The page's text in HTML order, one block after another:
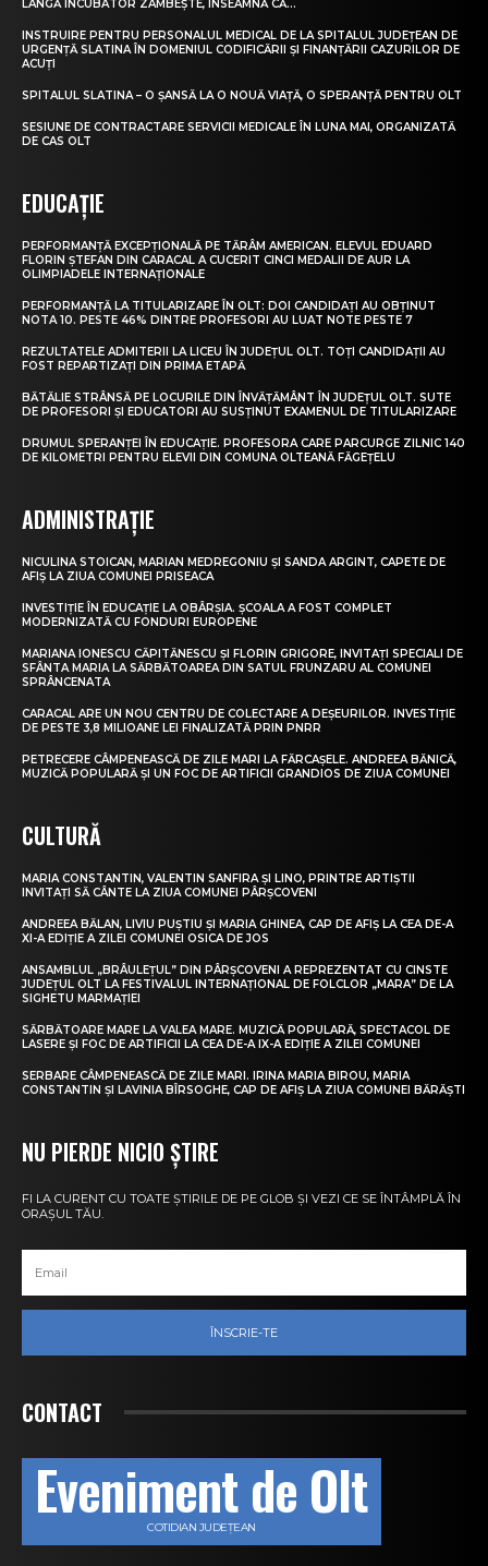
LÂNGĂ INCUBATOR ZÂMBEȘTE, ÎNSEAMNĂ CĂ...
INSTRUIRE PENTRU PERSONALUL MEDICAL DE LA SPITALUL JUDEȚEAN DE
URGENȚĂ SLATINA ÎN DOMENIUL CODIFICĂRII ȘI FINANȚĂRII CAZURILOR DE
ACUȚI
SPITALUL SLATINA – O ȘANSĂ LA O NOUĂ VIAȚĂ, O SPERANȚĂ PENTRU OLT
SESIUNE DE CONTRACTARE SERVICII MEDICALE ÎN LUNA MAI, ORGANIZATĂ
DE CAS OLT
EDUCAȚIE
PERFORMANȚĂ EXCEPȚIONALĂ PE TĂRÂM AMERICAN. ELEVUL EDUARD
FLORIN ȘTEFAN DIN CARACAL A CUCERIT CINCI MEDALII DE AUR LA
OLIMPIADELE INTERNAȚIONALE
PERFORMANȚĂ LA TITULARIZARE ÎN OLT: DOI CANDIDAȚI AU OBȚINUT
NOTA 10. PESTE 46% DINTRE PROFESORI AU LUAT NOTE PESTE 7
REZULTATELE ADMITERII LA LICEU ÎN JUDEȚUL OLT. TOȚI CANDIDAȚII AU
FOST REPARTIZAȚI DIN PRIMA ETAPĂ
BĂTĂLIE STRÂNSĂ PE LOCURILE DIN ÎNVĂȚĂMÂNT ÎN JUDEȚUL OLT. SUTE
DE PROFESORI ȘI EDUCATORI AU SUSȚINUT EXAMENUL DE TITULARIZARE
DRUMUL SPERANȚEI ÎN EDUCAȚIE. PROFESORA CARE PARCURGE ZILNIC 140
DE KILOMETRI PENTRU ELEVII DIN COMUNA OLTEANĂ FĂGEȚELU
ADMINISTRAȚIE
NICULINA STOICAN, MARIAN MEDREGONIU ȘI SANDA ARGINT, CAPETE DE
AFIȘ LA ZIUA COMUNEI PRISEACA
INVESTIȚIE ÎN EDUCAȚIE LA OBÂRȘIA. ȘCOALA A FOST COMPLET
MODERNIZATĂ CU FONDURI EUROPENE
MARIANA IONESCU CĂPITĂNESCU ȘI FLORIN GRIGORE, INVITAȚI SPECIALI DE
SFÂNTA MARIA LA SĂRBĂTOAREA DIN SATUL FRUNZARU AL COMUNEI
SPRÂNCENATA
CARACAL ARE UN NOU CENTRU DE COLECTARE A DEȘEURILOR. INVESTIȚIE
DE PESTE 3,8 MILIOANE LEI FINALIZATĂ PRIN PNRR
PETRECERE CÂMPENEASCĂ DE ZILE MARI LA FĂRCAȘELE. ANDREEA BĂNICĂ,
MUZICĂ POPULARĂ ȘI UN FOC DE ARTIFICII GRANDIOS DE ZIUA COMUNEI
CULTURĂ
MARIA CONSTANTIN, VALENTIN SANFIRA ȘI LINO, PRINTRE ARTIȘTII
INVITAȚI SĂ CÂNTE LA ZIUA COMUNEI PÂRȘCOVENI
ANDREEA BĂLAN, LIVIU PUȘTIU ȘI MARIA GHINEA, CAP DE AFIȘ LA CEA DE-A
XI-A EDIȚIE A ZILEI COMUNEI OSICA DE JOS
ANSAMBLUL „BRÂULEȚUL” DIN PÂRȘCOVENI A REPREZENTAT CU CINSTE
JUDEȚUL OLT LA FESTIVALUL INTERNAȚIONAL DE FOLCLOR „MARA” DE LA
SIGHETU MARMAȚIEI
SĂRBĂTOARE MARE LA VALEA MARE. MUZICĂ POPULARĂ, SPECTACOL DE
LASERE ȘI FOC DE ARTIFICII LA CEA DE-A IX-A EDIȚIE A ZILEI COMUNEI
SERBARE CÂMPENEASCĂ DE ZILE MARI. IRINA MARIA BIROU, MARIA
CONSTANTIN ȘI LAVINIA BÎRSOGHE, CAP DE AFIȘ LA ZIUA COMUNEI BĂRĂȘTI
NU PIERDE NICIO ȘTIRE
FI LA CURENT CU TOATE ȘTIRILE DE PE GLOB ȘI VEZI CE SE ÎNTÂMPLĂ ÎN
ORAȘUL TĂU.
ÎNSCRIE-TE
CONTACT
Eveniment de Olt
COTIDIAN JUDEȚEAN